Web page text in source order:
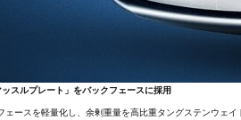
スルプレート」をバックフェースに採用
ースを軽量化し、余剰重量を高比重タングステンウェ